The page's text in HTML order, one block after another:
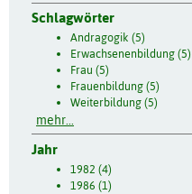
Schlagwörter
Andragogik (5)
Erwachsenenbildung (5)
Frau (5)
Frauenbildung (5)
Weiterbildung (5)
mehr...
Jahr
1982 (4)
1986 (1)